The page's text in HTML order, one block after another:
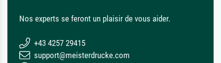
Nos experts se feront un plaisir de vous aider.
+43 4257 29415
support@meisterdrucke.com